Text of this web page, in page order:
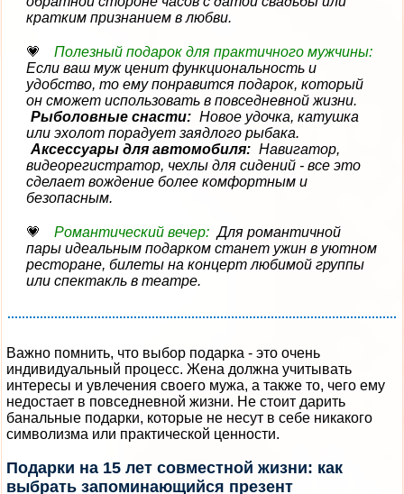
кратким признанием в любви.
Полезный подарок для практичного мужчины:
Если ваш муж ценит функциональность и
удобство, то ему понравится подарок, который
он сможет использовать в повседневной жизни.
Рыболовные снасти: Новое удочка, катушка
или эхолот порадует заядлого рыбака.
Аксессуары для автомобиля: Навигатор,
видеорегистратор, чехлы для сидений - все это
сделает вождение более комфортным и
безопасным.
Романтический вечер: Для романтичной
пары идеальным подарком станет ужин в уютном
ресторане, билеты на концерт любимой группы
или спектакль в театре.
Важно помнить, что выбор подарка - это очень
индивидуальный процесс. Жена должна учитывать
интересы и увлечения своего мужа, а также то, чего ему
недостает в повседневной жизни. Не стоит дарить
банальные подарки, которые не несут в себе никакого
символизма или практической ценности.
Подарки на 15 лет совместной жизни: как
выбрать запоминающийся презент